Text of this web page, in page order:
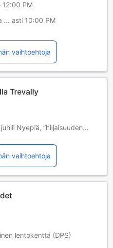
12:00 PM
... asti 10:00 PM
vaihtoehtoja
Trevally
Nyepiä, ”hiljaisuuden
koko saarella. Ulkoilma-
hotellien sisään- ja
12.3.2013 | 31.3.2014 |
vaihtoehtoja
lentokenttä (DPS)